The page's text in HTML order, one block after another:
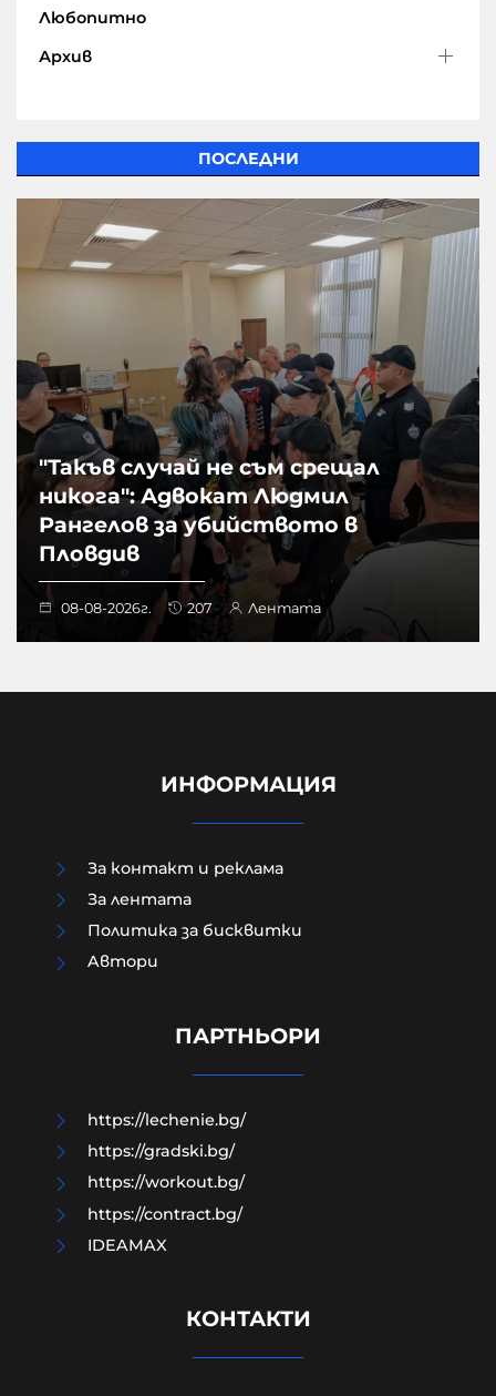
Любопитно
Архив
ПОСЛЕДНИ
"Такъв случай не съм срещал
никога": Адвокат Людмил
Рангелов за убийството в
Пловдив
08-08-2026г. 207 Лентата
прости стъпки?
ИНФОРМАЦИЯ
За контакт и реклама
За лентата
Политика за бисквитки
Aвтори
ПАРТНЬОРИ
https://lechenie.bg/
https://gradski.bg/
https://workout.bg/
https://contract.bg/
IDEAMAX
КОНТАКТИ